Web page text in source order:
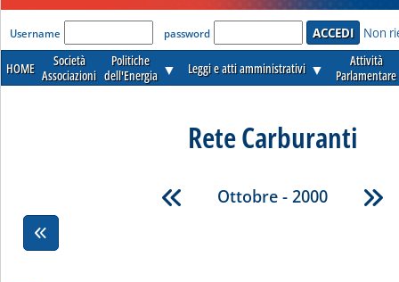
'Modulo Login per accedere'
Username password Non
HOME
Società
Associazioni
Politiche
dell'Energia ▼ Leggi e atti amministrativi ▼
Attività
Parlamentare
Rete Carburanti
Ottobre - 2000